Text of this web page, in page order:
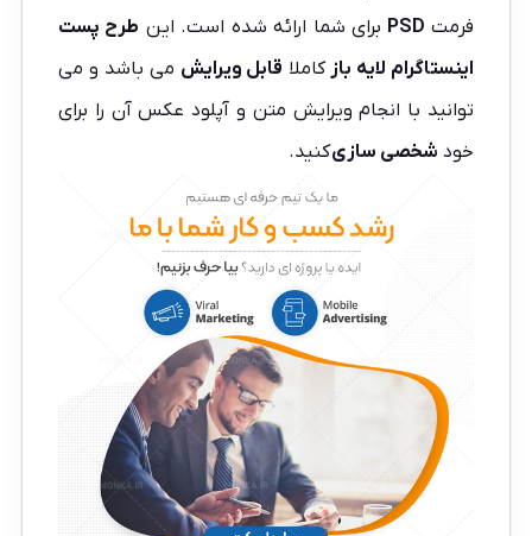
فرمت PSD برای شما ارائه شده است. این طرح پست
اینستاگرام لایه بازکاملا قابل ویرایش می باشد و می
توانید با انجام ویرایش متن و آپلود عکس آن را برای
خود شخصی سازیکنید.